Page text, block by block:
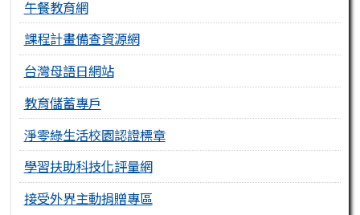
午餐教育網
課程計畫備查資源網
台灣母語日網站
教育儲蓄專戶
淨零綠生活校園認證標章
學習扶助科技化評量網
接受外界主動捐贈專區